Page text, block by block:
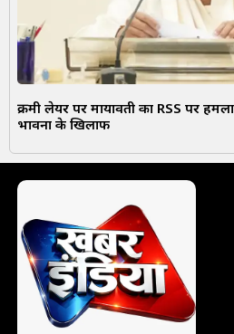
क्रीमी लेयर पर मायावती का RSS पर
भावना के खिलाफ